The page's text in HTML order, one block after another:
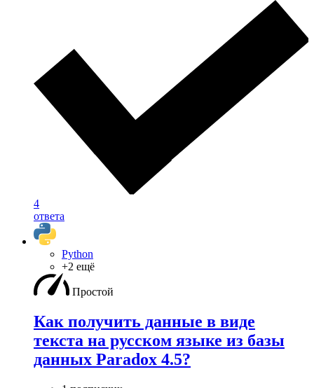
4
ответа
Python
+2 ещё
Простой
Как получить данные в виде
текста на русском языке из базы
данных Paradox 4.5?